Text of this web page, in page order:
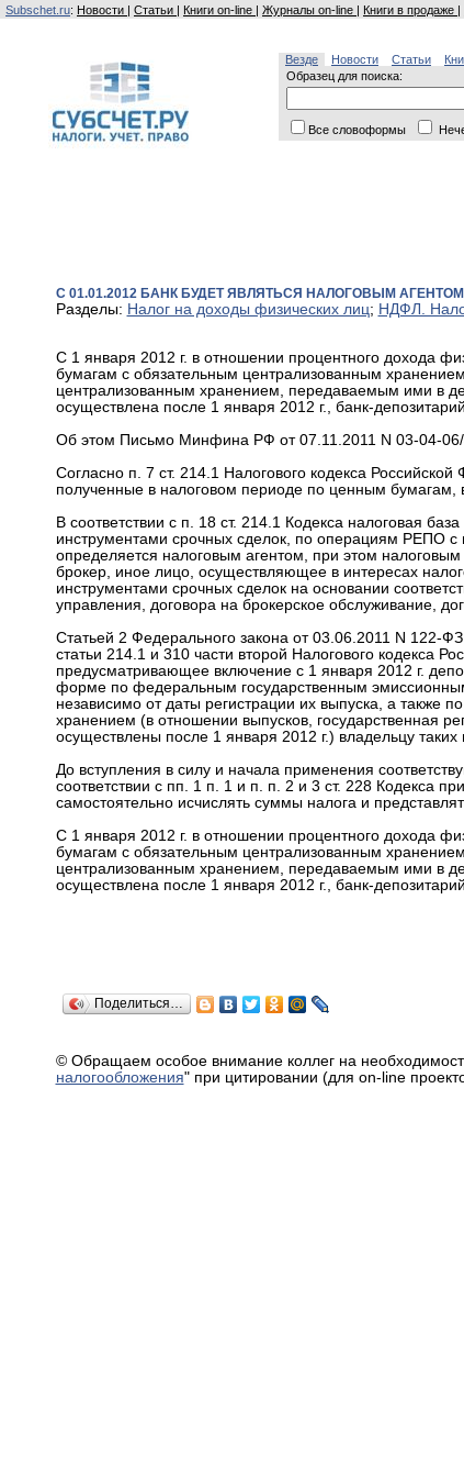
Subschet.ru: Новости | Статьи | Книги on-line | Журналы on-line | Книги в продаже |
Везде Новости Статьи
Образец для поиска:
Все словоформы
С 01.01.2012 БАНК БУДЕТ ЯВЛЯТЬСЯ НАЛОГОВЫМ
Разделы: Налог на доходы физических лиц; НДФЛ.
С 1 января 2012 г. в отношении процентного дохода
бумагам с обязательным централизованным
централизованным хранением, передаваемым ими в
осуществлена после 1 января 2012 г., банк-
Об этом Письмо Минфина РФ от 07.11.2011 N 03-04-06/
Согласно п. 7 ст. 214.1 Налогового кодекса
полученные в налоговом периоде по ценным
В соответствии с п. 18 ст. 214.1 Кодекса налоговая
инструментами срочных сделок, по операциям РЕПО
определяется налоговым агентом, при этом
брокер, иное лицо, осуществляющее в интересах
инструментами срочных сделок на основании
управления, договора на брокерское обслуживание,
Статьей 2 Федерального закона от 03.06.2011 N 122-
статьи 214.1 и 310 части второй Налогового кодекса
предусматривающее включение с 1 января 2012 г.
форме по федеральным государственным
независимо от даты регистрации их выпуска, а
хранением (в отношении выпусков, государственная
осуществлены после 1 января 2012 г.) владельцу
До вступления в силу и начала применения
соответствии с пп. 1 п. 1 и п. п. 2 и 3 ст. 228 Кодекса
самостоятельно исчислять суммы налога и
С 1 января 2012 г. в отношении процентного дохода
бумагам с обязательным централизованным
централизованным хранением, передаваемым ими в
осуществлена после 1 января 2012 г., банк-
Поделиться…
© Обращаем особое внимание коллег на
налогообложения" при цитировании (для on-line